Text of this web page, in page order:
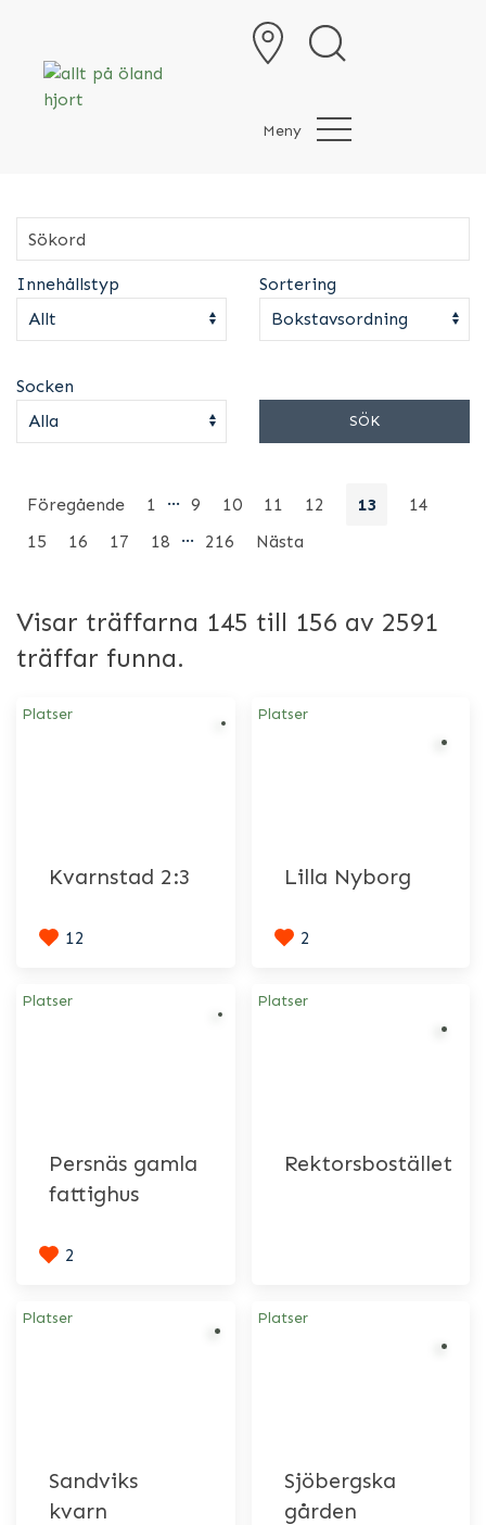
Meny
Innehållstyp Sortering
Socken
SÖK
Föregående 1 … 9 10 11 12 13
14
15
16 17 18 … 216 Nästa
Visar träffarna 145 till 156 av 2591
träffar funna.
Platser
Kvarnstad 2:3
12
Platser
Lilla Nyborg
2
Platser
Persnäs gamla
fattighus
2
Platser
Rektorsbostället
Platser
Sandviks
kvarn
Platser
Sjöbergska
gården